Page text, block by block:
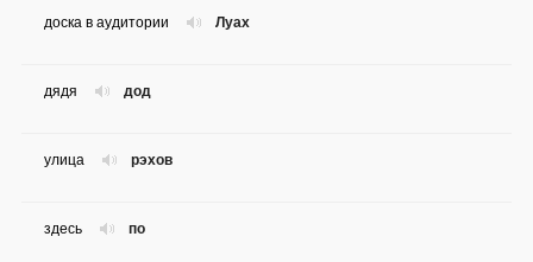
Луах
доска в аудитории
дод
дядя
рэхов
улица
по
здесь